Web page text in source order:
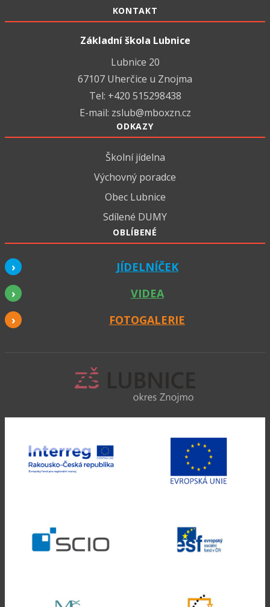
KONTAKT
Základní škola Lubnice
Lubnice 20
67107 Uherčice u Znojma
Tel: +420 515298438
E-mail: zslub@mboxzn.cz
ODKAZY
Školní jídelna
Výchovný poradce
Obec Lubnice
Sdílené DUMY
OBLÍBENÉ
JÍDELNÍČEK
VIDEA
FOTOGALERIE